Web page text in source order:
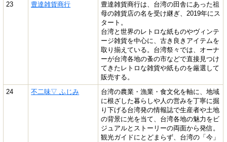
23
豊達雑貨商行
豊達雑貨商行は、台湾の田舎にあった祖
母の雑貨店の名を受け継ぎ、2019年にス
タート。
台湾と世界のレトロな紙ものやヴィンテ
ージ雑貨を中心に、古き良きアイテムを
取り揃えている。台湾祭々では、オーナ
ーが台湾各地の蚤の市などで直接見つけ
てきたレトロな雑貨や紙ものを厳選して
販売する。
24
不二味▽ ふじみ
台湾の農業・漁業・食文化を軸に、地域
に根ざした暮らしや人の営みを丁寧に掘
り下げる台湾発の情報誌で生産者や土地
の背景に光を当て、台湾各地の魅力をビ
ジュアルとストーリーの両面から発信。
観光ガイドにとどまらず、台湾の「今」